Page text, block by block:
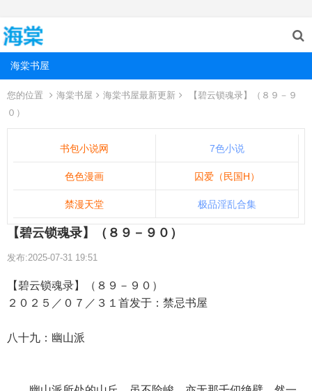
海棠书屋
您的位置 海棠书屋 海棠书屋最新更新
【碧云锁魂录】（８９－９
０）
书包小说网 7色小说
色色漫画 囚爱（民国H）
禁漫天堂 极品淫乱合集
【碧云锁魂录】（８９－９０）
发布:2025-07-31 19:51
【碧云锁魂录】（８９－９０）
２０２５／０７／３１首发于：禁忌书屋
八十九：幽山派